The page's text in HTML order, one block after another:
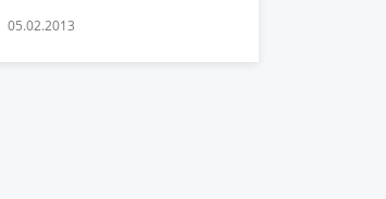
05.02.2013